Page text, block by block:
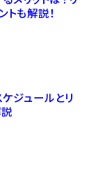
トも解説！
ジュールとリ